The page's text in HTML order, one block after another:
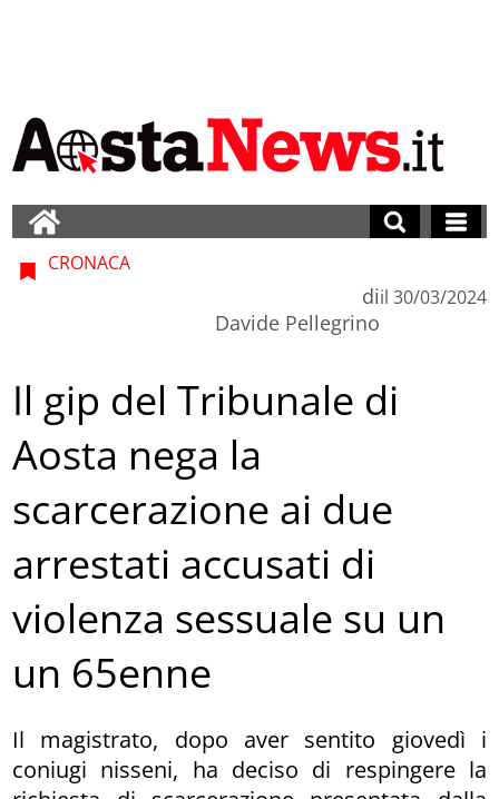
CRONACA
di
Davide Pellegrino
il 30/03/2024
Il gip del Tribunale di
Aosta nega la
scarcerazione ai due
arrestati accusati di
violenza sessuale su un
un 65enne
Il magistrato, dopo aver sentito giovedì i
coniugi nisseni, ha deciso di respingere la